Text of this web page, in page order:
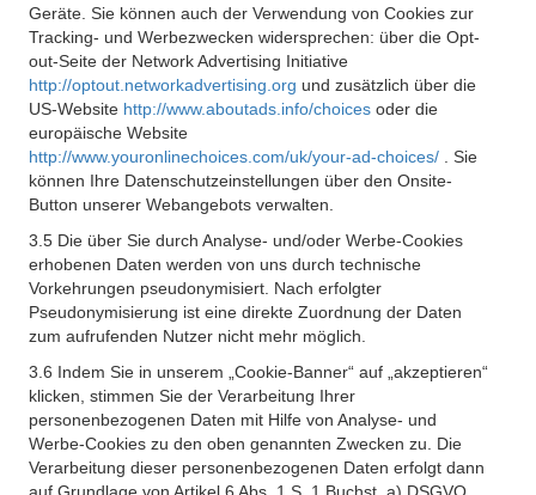
Geräte. Sie können auch der Verwendung von Cookies zur
Tracking- und Werbezwecken widersprechen: über die Opt-
out-Seite der Network Advertising Initiative
http://optout.networkadvertising.org und zusätzlich über die
US-Website http://www.aboutads.info/choices oder die
europäische Website
http://www.youronlinechoices.com/uk/your-ad-choices/
. Sie
können Ihre Datenschutzeinstellungen über den Onsite-
Button unserer Webangebots verwalten.
3.5 Die über Sie durch Analyse- und/oder Werbe-Cookies
erhobenen Daten werden von uns durch technische
Vorkehrungen pseudonymisiert. Nach erfolgter
Pseudonymisierung ist eine direkte Zuordnung der Daten
zum aufrufenden Nutzer nicht mehr möglich.
3.6 Indem Sie in unserem „Cookie-Banner“ auf „akzeptieren“
klicken, stimmen Sie der Verarbeitung Ihrer
personenbezogenen Daten mit Hilfe von Analyse- und
Werbe-Cookies zu den oben genannten Zwecken zu. Die
Verarbeitung dieser personenbezogenen Daten erfolgt dann